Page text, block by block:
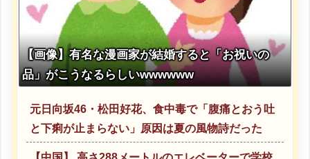
【画像】有名な漫画家が結婚すると「お祝いの
品」がこうなるらしいwwwwww
元日向坂46・松田好花、食中毒で「腹痛とおう吐
と下痢が止まらない」原因は夏の風物詩だった